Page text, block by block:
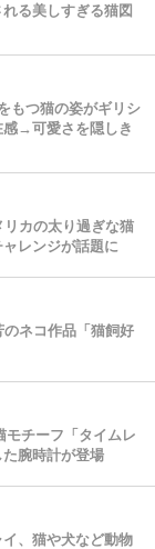
る美しすぎる猫図
もつ猫の姿がギリシ
感→可愛さを隠しき
カの太り過ぎな猫
ャレンジが話題に
ネコ作品「猫飼好
モチーフ「タイムレ
腕時計が登場
、猫や犬など動物